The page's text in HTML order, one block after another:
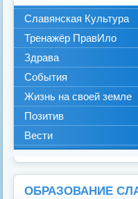
Славянская Культура
Тренажёр ПравИло
Здрава
События
Жизнь на своей земле
Позитив
Вести
ОБРАЗОВАНИЕ